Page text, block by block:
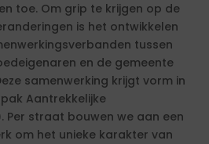
toe. Om grip te krijgen op de
is het ontwikkelen
tussen
en de gemeente
samenwerking krijgt vorm in
Aantrekkelijke
Per straat bouwen we aan een
om het unieke karakter van